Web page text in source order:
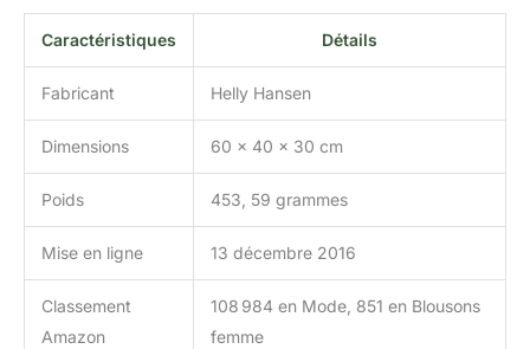
Caractéristiques Détails
Fabricant Helly Hansen
Dimensions 60 x 40 x 30 cm
Poids 453, 59 grammes
Mise en ligne 13 décembre 2016
Classement
Amazon
108 984 en Mode, 851 en Blousons
femme